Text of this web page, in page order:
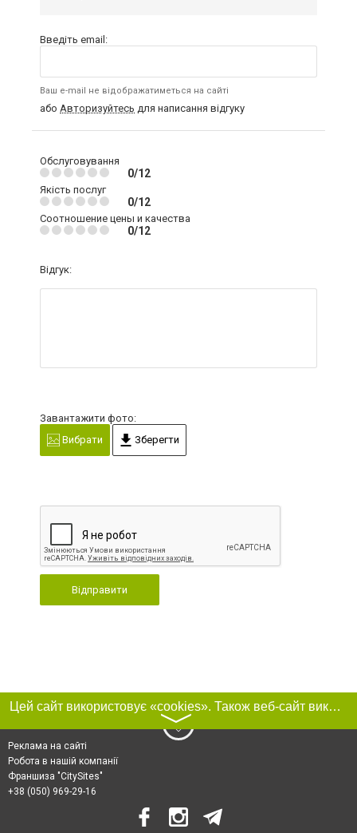
Введіть email:
Ваш e-mail не відображатиметься на сайті
або Авторизуйтесь для написання відгуку
Обслуговування
0/12
Якість послуг
0/12
Соотношение цены и качества
0/12
Відгук:
Завантажити фото:
Вибрати
Зберегти
Відправити
Цей сайт використовує «cookies». Також веб-сайт використовує інтернет-сервіс для збору технічних даних стосовно відвідувачів з метою отримання маркетингової та статистичної інформації. Умови обробки даних відвідувачів сайту див.
〉
Реклама на сайті
Робота в нашій компанії
Франшиза "CitySites"
+38 (050) 969-29-16